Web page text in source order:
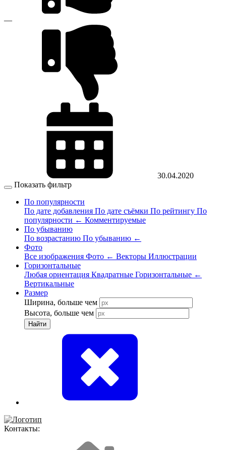
—
30.04.2020
Показать фильтр
По популярности
По дате добавления По дате съёмки По рейтингу По
популярности ← Комментируемые
По убыванию
По возрастанию По убыванию ←
Фото
Все изображения Фото ← Векторы Иллюстрации
Горизонтальные
Любая ориентация Квадратные Горизонтальные ←
Вертикальные
Размер
Ширина, больше чем
Высота, больше чем
Найти
Контакты: